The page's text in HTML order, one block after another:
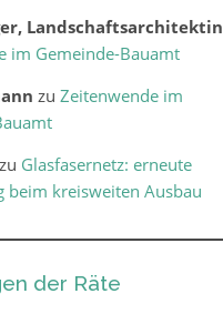
Landschaftsarchitektin
im Gemeinde-Bauamt
zu Zeitenwende im
Glasfasernetz: erneute
beim kreisweiten Ausbau
der Räte